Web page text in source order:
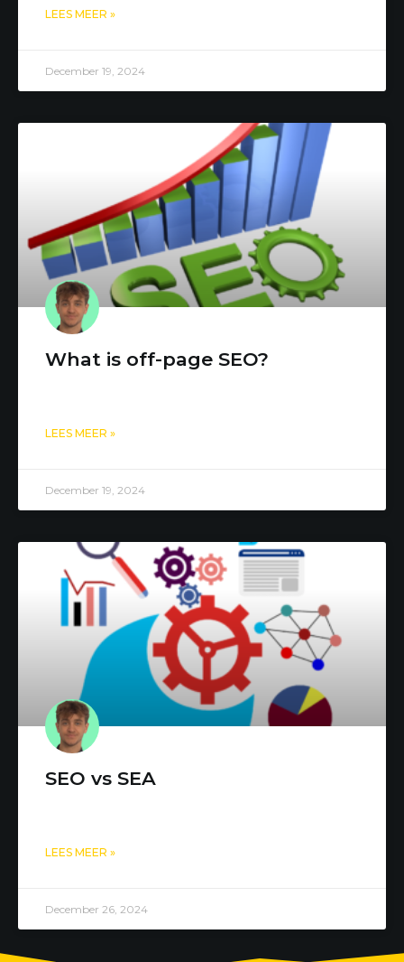
LEES MEER »
December 19, 2024
What is off-page SEO?
LEES MEER »
December 19, 2024
SEO vs SEA
LEES MEER »
December 26, 2024